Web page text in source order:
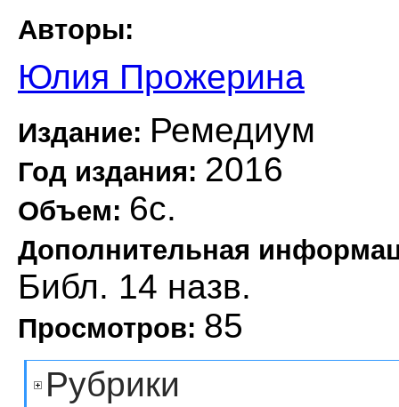
Авторы:
Юлия Прожерина
Издание: Ремедиум
Год издания: 2016
Объем: 6с.
Дополнительная
Библ. 14 назв.
Просмотров: 85
Рубрики